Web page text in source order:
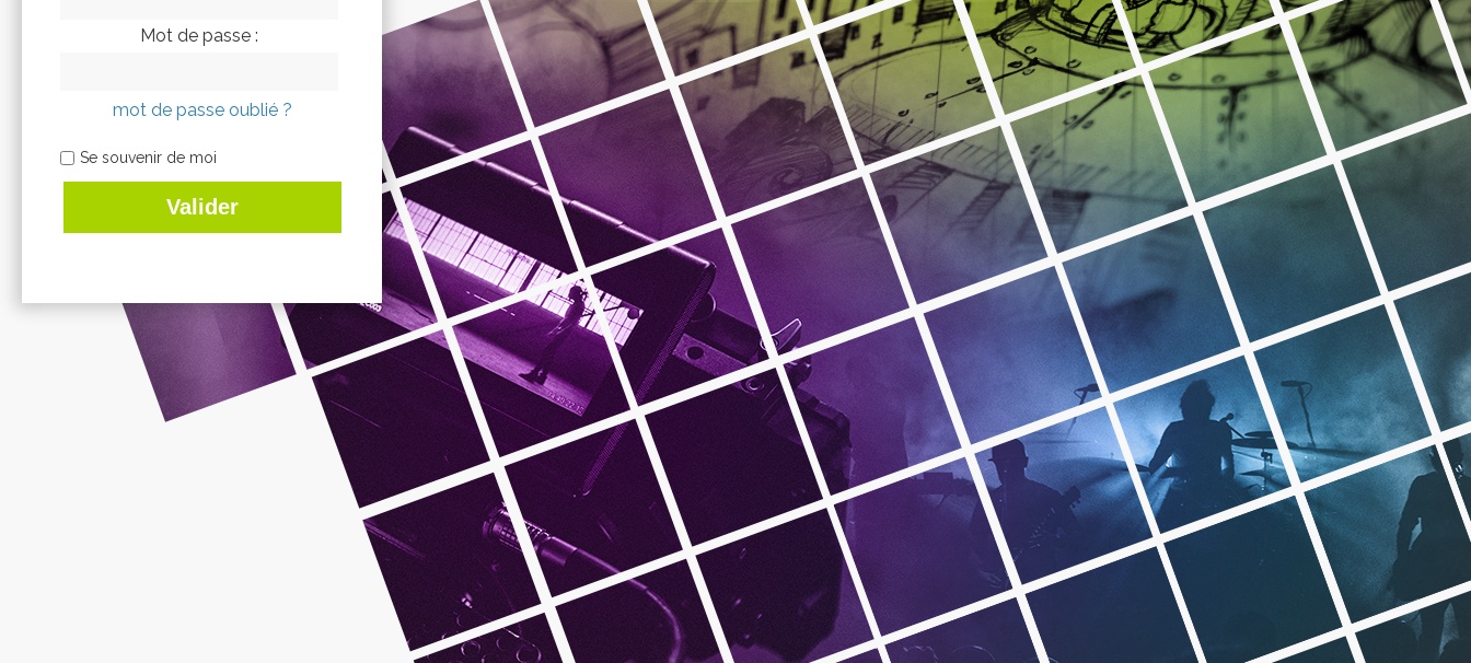
Mot de passe :
mot de passe oublié ?
Se souvenir de moi